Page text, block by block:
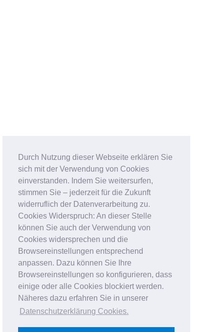
Durch Nutzung dieser Webseite erklären Sie
sich mit der Verwendung von Cookies
einverstanden. Indem Sie weitersurfen,
stimmen Sie – jederzeit für die Zukunft
widerruflich der Datenverarbeitung zu.
Cookies Widerspruch: An dieser Stelle
können Sie auch der Verwendung von
Cookies widersprechen und die
Browsereinstellungen entsprechend
anpassen. Dazu können Sie Ihre
Browsereinstellungen so konfigurieren, dass
einige oder alle Cookies blockiert werden.
Näheres dazu erfahren Sie in unserer
Datenschutzerklärung Cookies.